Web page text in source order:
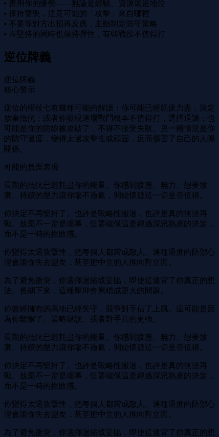
• 善用你的優勢——無論是經驗、資源還是地位
• 保持警覺，注意可能的「攻擊」來自哪裡
• 不要等對方出招再反應，主動制定防守策略
• 在堅持的同時也保持彈性，有些戰役不值得打
逆位牌義
逆位牌義
核心警示
逆位的權杖七有幾種可能的解讀：你可能已經筋疲力盡，決定
放棄抵抗；或者你發現這場戰鬥根本不值得打，選擇退讓；也
可能是你的防線被攻破了，不得不接受失敗。另一種情況是你
的防守過度，變得太過攻擊性或頑固，反而傷害了自己的人際
關係。
可能的負面表現
長期的抵抗已經耗盡你的能量。你感到疲憊、無力、想要放
棄。持續的壓力讓你喘不過氣，開始懷疑這一切是否值得。
你決定不再堅持了。也許是戰略性撤退，也許是真的無法再
戰。放棄不一定是壞事，但要確保這是經過深思熟慮的決定，
而不是一時的挫敗感。
你變得太過攻擊性，把每個人都當成敵人。這種過度的防禦心
理會讓你失去盟友，甚至把中立的人推向對立面。
為了避免衝突，你選擇退縮或妥協，即使這違背了你真正的想
法。長期下來，這種壓抑會累積成更大的問題。
你曾經擁有的高地已經失守，競爭對手佔了上風。這可能是因
為你鬆懈了、策略錯誤、或者對手真的更強。
長期的抵抗已經耗盡你的能量。你感到疲憊、無力、想要放
棄。持續的壓力讓你喘不過氣，開始懷疑這一切是否值得。
你決定不再堅持了。也許是戰略性撤退，也許是真的無法再
戰。放棄不一定是壞事，但要確保這是經過深思熟慮的決定，
而不是一時的挫敗感。
你變得太過攻擊性，把每個人都當成敵人。這種過度的防禦心
理會讓你失去盟友，甚至把中立的人推向對立面。
為了避免衝突，你選擇退縮或妥協，即使這違背了你真正的想